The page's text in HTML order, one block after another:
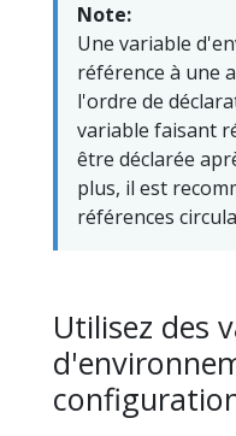
Note:
Une variable
référence à une
l'ordre de
variable faisant
être déclarée
plus, il est
références
Utilisez des